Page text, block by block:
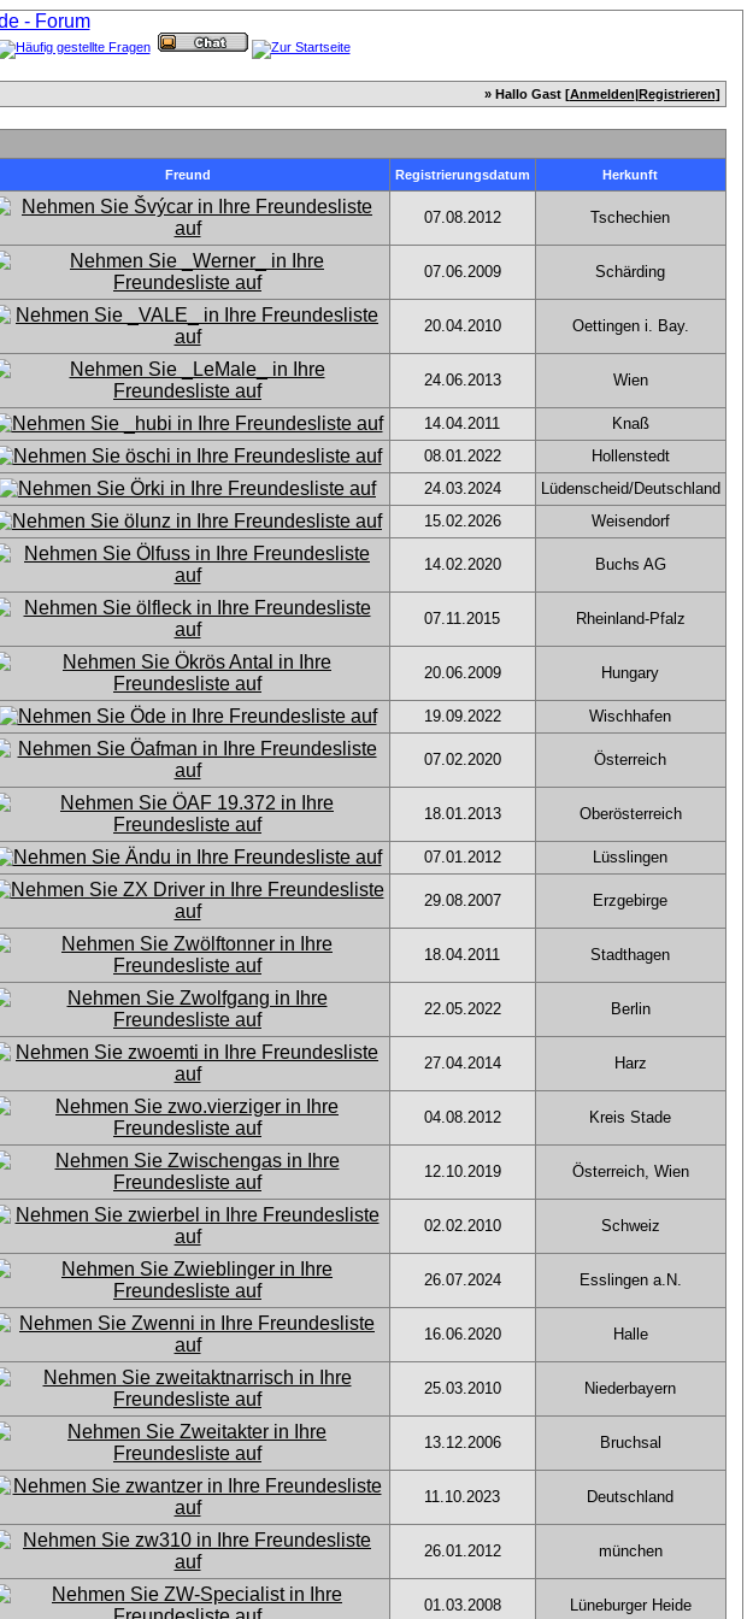
» Hallo Gast [Anmelden|Registrieren]
Freund Registrierungsdatum Herkunft
07.08.2012 Tschechien
07.06.2009 Schärding
20.04.2010 Oettingen i. Bay.
24.06.2013 Wien
14.04.2011
Knaß
08.01.2022
Hollenstedt
24.03.2024
Lüdenscheid/Deutschland
15.02.2026 Weisendorf
14.02.2020 Buchs AG
07.11.2015 Rheinland-Pfalz
20.06.2009 Hungary
19.09.2022 Wischhafen
07.02.2020 Österreich
18.01.2013 Oberösterreich
07.01.2012 Lüsslingen
29.08.2007 Erzgebirge
18.04.2011 Stadthagen
22.05.2022 Berlin
27.04.2014 Harz
04.08.2012 Kreis Stade
12.10.2019 Österreich, Wien
02.02.2010 Schweiz
26.07.2024 Esslingen a.N.
16.06.2020 Halle
25.03.2010 Niederbayern
13.12.2006 Bruchsal
11.10.2023 Deutschland
26.01.2012 münchen
01.03.2008 Lüneburger Heide